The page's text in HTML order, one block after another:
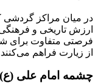
در میان مراکز گردشی
ارزش تاریخی و فرهنگی
فرصتی متفاوت برای
از زیارت فراهم
چشمه امام علی (ع)